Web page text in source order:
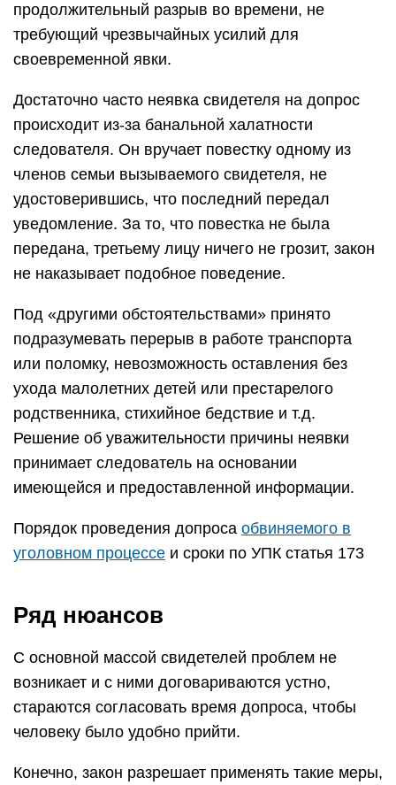
продолжительный разрыв во времени, не
требующий чрезвычайных усилий для
своевременной явки.
Достаточно часто неявка свидетеля на допрос
происходит из-за банальной халатности
следователя. Он вручает повестку одному из
членов семьи вызываемого свидетеля, не
удостоверившись, что последний передал
уведомление. За то, что повестка не была
передана, третьему лицу ничего не грозит, закон
не наказывает подобное поведение.
Под «другими обстоятельствами» принято
подразумевать перерыв в работе транспорта
или поломку, невозможность оставления без
ухода малолетних детей или престарелого
родственника, стихийное бедствие и т.д.
Решение об уважительности причины неявки
принимает следователь на основании
имеющейся и предоставленной информации.
Порядок проведения допроса обвиняемого в
уголовном процессе и сроки по УПК статья 173
Ряд нюансов
С основной массой свидетелей проблем не
возникает и с ними договариваются устно,
стараются согласовать время допроса, чтобы
человеку было удобно прийти.
Конечно, закон разрешает применять такие меры,